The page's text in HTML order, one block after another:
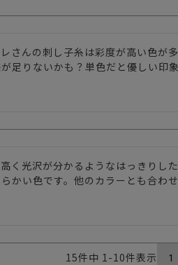
さんの刺し子糸は彩度が高い色が多
足りないかも？単色だと優しい印
く光沢が分かるようなはっきりし
かい色です。他のカラーとも合わ
15件中 1 -10件表示 1